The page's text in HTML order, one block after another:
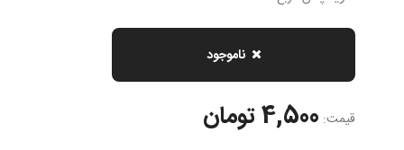
ناموجود
قیمت: 4,500 تومان